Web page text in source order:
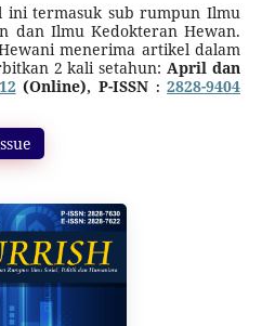
ini termasuk sub rumpun Ilmu
dan Ilmu Kedokteran Hewan.
menerima artikel dalam
2 kali setahun:April dan
(Online), P-ISSN :2828-9404
4 (SK Direktur Jenderal
dan Teknologi Nomor
21 Maret 2025, tentang